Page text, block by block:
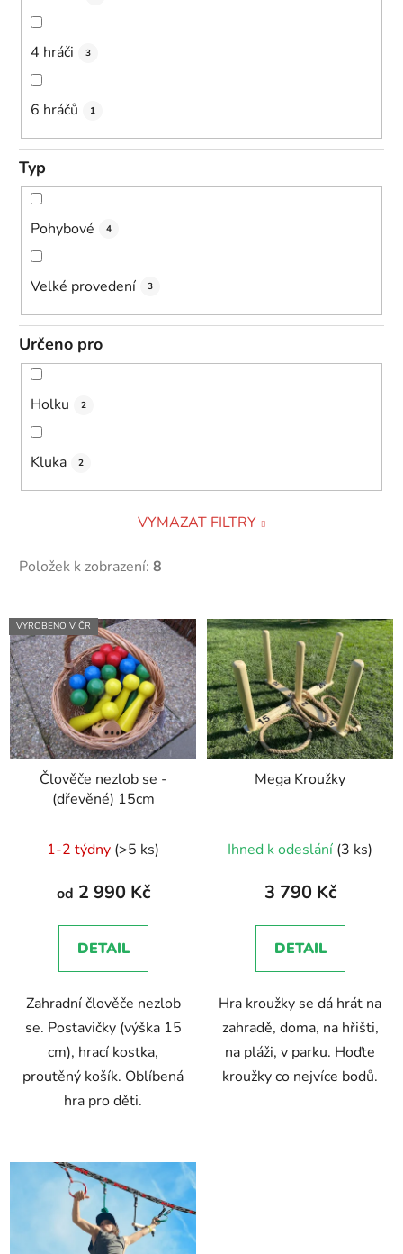
4 hráči 3
6 hráčů 1
Typ
Pohybové 4
Velké provedení 3
Určeno pro
Holku 2
Kluka 2
VYMAZAT FILTRY
Položek k zobrazení: 8
V
ý
p
i
s
p
r
VYROBENO V ČR
Člověče nezlob se -
(dřevěné) 15cm
hodnocení
produktu
5,0
z
hvězdiček.
1-2 týdny (>5 ks)
od 2 990 Kč
DETAIL
Zahradní člověče nezlob
se. Postavičky (výška 15
cm), hrací kostka,
proutěný košík. Oblíbená
hra pro děti.
Mega Kroužky
Ihned k odeslání (3 ks)
3 790 Kč
DETAIL
Hra kroužky se dá hrát na
zahradě, doma, na hřišti,
na pláži, v parku. Hoďte
kroužky co nejvíce bodů.